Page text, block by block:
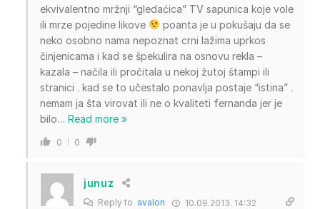
ekvivalentno mržnji “gledaćica” TV sapunica koje vole
ili mrze pojedine likove
poanta je u pokušaju da se
neko osobno nama nepoznat crni lažima uprkos
činjenicama i kad se špekulira na osnovu rekla –
kazala – načila ili pročitala u nekoj žutoj štampi ili
stranici . kad se to učestalo ponavlja postaje “istina” .
nemam ja šta virovat ili ne o kvaliteti fernanda jer je
bilo… Read more »
0 0
junuz
Reply to avalon 10.09.2013. 14:32